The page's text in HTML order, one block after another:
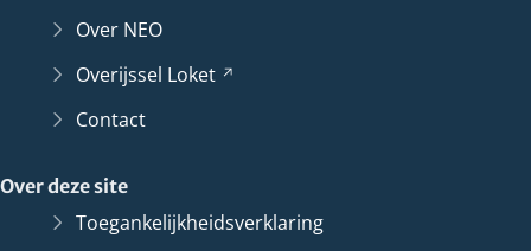
Over NEO
Overijssel Loket
Contact
Over deze site
Toegankelijkheidsverklaring